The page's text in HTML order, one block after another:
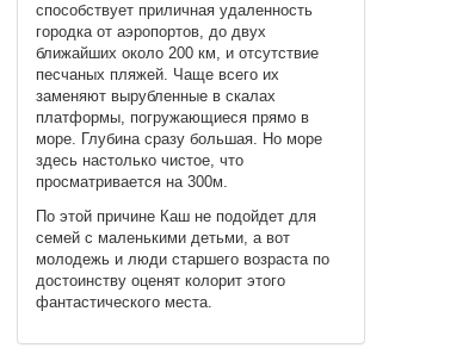
способствует приличная удаленность
городка от аэропортов, до двух
ближайших около 200 км, и отсутствие
песчаных пляжей. Чаще всего их
заменяют вырубленные в скалах
платформы, погружающиеся прямо в
море. Глубина сразу большая. Но море
здесь настолько чистое, что
просматривается на 300м.
По этой причине Каш не подойдет для
семей с маленькими детьми, а вот
молодежь и люди старшего возраста по
достоинству оценят колорит этого
фантастического места.